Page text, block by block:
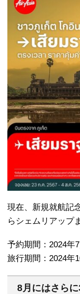
現在、新規就航記
らシェムリアップ
予約期間：2024年
旅行期間：2024年
8月にはさら